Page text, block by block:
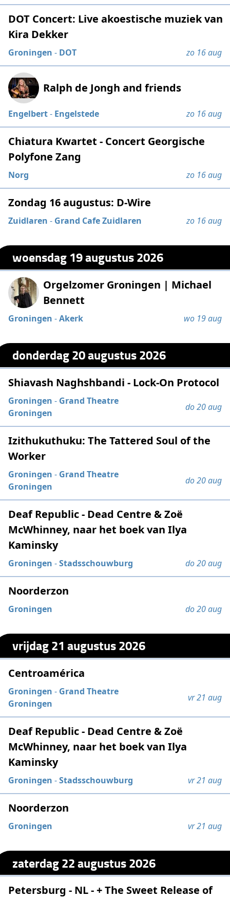
DOT Concert: Live akoestische muziek van
Kira Dekker
Groningen - DOT zo 16 aug
Ralph de Jongh and friends
Engelbert- Engelstede zo 16 aug
Chiatura Kwartet - Concert Georgische
Polyfone Zang
Norg zo 16 aug
Zondag 16 augustus: D-Wire
Zuidlaren - Grand Cafe Zuidlaren zo 16 aug
woensdag 19 augustus 2026
Orgelzomer Groningen | Michael
Bennett
Groningen -Akerk wo 19 aug
donderdag 20 augustus 2026
Shiavash Naghshbandi - Lock-On Protocol
Groningen - Grand Theatre
Groningen
do 20 aug
Izithukuthuku: The Tattered Soul of the
Worker
Groningen - Grand Theatre
Groningen
do 20 aug
Deaf Republic - Dead Centre & Zoë
McWhinney, naar het boek van Ilya
Kaminsky
Groningen -Stadsschouwburg do 20 aug
Noorderzon
Groningen do 20 aug
vrijdag 21 augustus 2026
Centroamérica
Groningen - Grand Theatre
Groningen
vr 21 aug
Deaf Republic - Dead Centre & Zoë
McWhinney, naar het boek van Ilya
Kaminsky
Groningen -Stadsschouwburg vr 21 aug
Noorderzon
Groningen vr 21 aug
zaterdag 22 augustus 2026
Petersburg - NL - + The Sweet Release of